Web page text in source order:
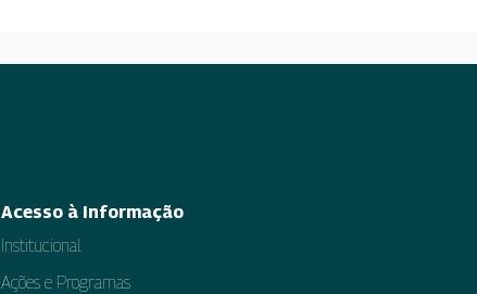
Acesso à Informação
Institucional
Ações e Programas